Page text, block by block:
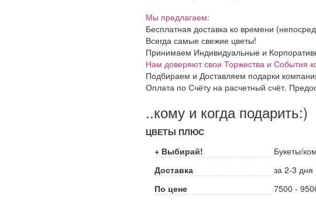
Мы предлагаем:
Бесплатная доставка ко времени
Всегда самые свежие цветы!
Принимаем Индивидуальные и
Нам доверяют свои Торжества и События
Подбираем и Доставляем подарки
Оплата по Счёту на расчетный счёт.
..кому и когда подарить:)
ЦВЕТЫ ПЛЮС
+ Выбирай!
Букеты/
Доставка
за 2-3 дня
По цене
7500 -